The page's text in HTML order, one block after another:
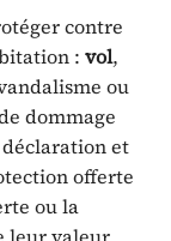
contre
: vol,
ou
dommage
et
offerte
ou la